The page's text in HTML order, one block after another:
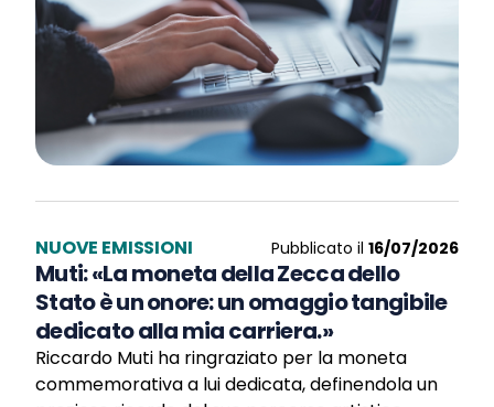
NUOVE EMISSIONI Pubblicato il 16/07/2026
Muti: «La moneta della Zecca dello
Stato è un onore: un omaggio tangibile
dedicato alla mia carriera.»
Riccardo Muti ha ringraziato per la moneta
commemorativa a lui dedicata, definendola un